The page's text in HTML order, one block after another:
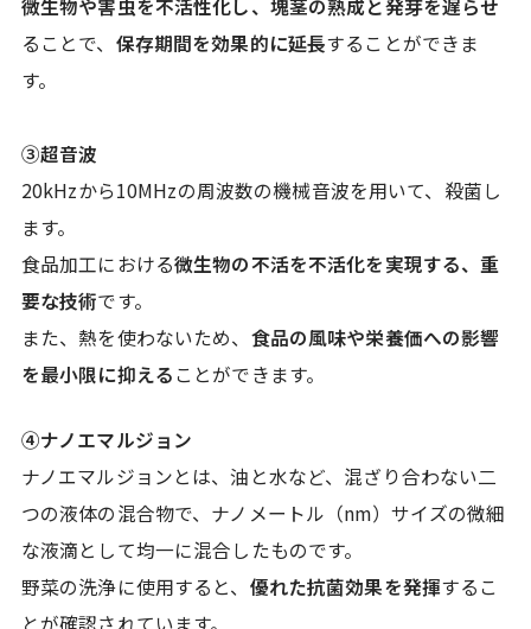
微生物や害虫を不活性化し、塊茎の熟成と発芽を遅らせ
ることで、 保存期間を効果的に延長することができま
す。
③超音波
20kHzから10MHzの周波数の機械音波を用いて、殺菌し
ます。
食品加工における微生物の不活を不活化を実現する、重
要な技術です。
また、熱を使わないため、 食品の風味や栄養価への影響
を最小限に抑える ことができます。
④ナノエマルジョン
ナノエマルジョンとは、油と水など、混ざり合わない二
つの液体の混合物で、ナノメートル（nm）サイズの微細
な液滴として均一に混合したものです。
野菜の洗浄に使用すると、 優れた抗菌効果を発揮するこ